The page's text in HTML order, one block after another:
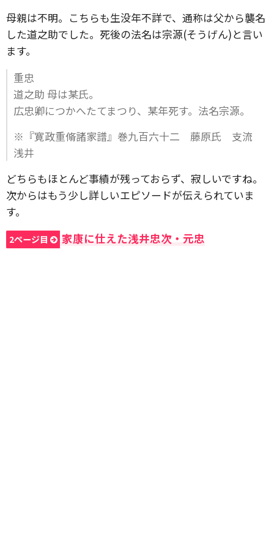
母親は不明。こちらも生没年不詳で、通称は父から襲名
した道之助でした。死後の法名は宗源(そうげん)と言い
ます。
重忠
道之助 母は某氏。
広忠卿につかへたてまつり、某年死す。法名宗源。
※『寛政重脩諸家譜』巻九百六十二 藤原氏 支流
浅井
どちらもほとんど事績が残っておらず、寂しいですね。
次からはもう少し詳しいエピソードが伝えられていま
す。
2ページ目 家康に仕えた浅井忠次・元忠